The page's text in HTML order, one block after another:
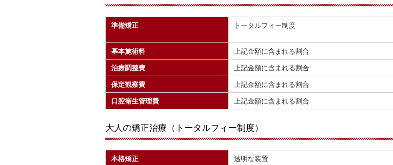
準備矯正 トータルフィー制度
基本施術料
上記金額に含まれる割合
治療調整費
上記金額に含まれる割合
保定観察費
上記金額に含まれる割合
口腔衛生管理費
上記金額に含まれる割合
大人の矯正治療（トータルフィー制度）
本格矯正 透明な装置